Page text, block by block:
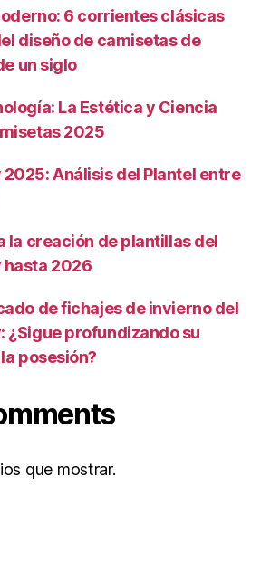
6 corrientes clásicas
diseño de camisetas de
un siglo
La Estética y Ciencia
2025
Análisis del Plantel entre
la creación de plantillas del
hasta 2026
de fichajes de invierno del
¿Sigue profundizando su
posesión?
que mostrar.